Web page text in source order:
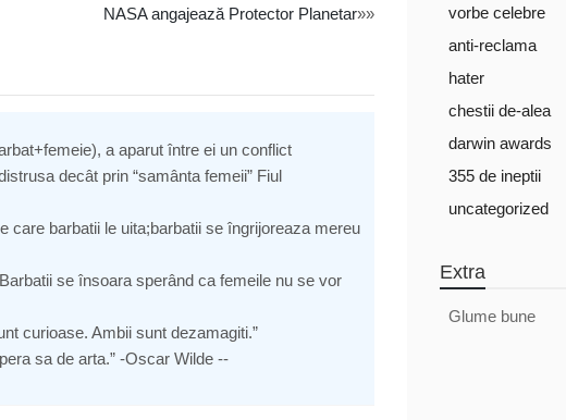
NASA angajează Protector Planetar»»
a aparut între ei un conflict
decât prin “samânta femeii” Fiul
care barbatii le uita;barbatii se îngrijoreaza mereu
se însoara sperând ca femeile nu se vor
curioase. Ambii sunt dezamagiti.”
sa de arta.” -Oscar Wilde --
vorbe celebre
anti-reclama
hater
chestii de-alea
darwin awards
355 de ineptii
uncategorized
Extra
Glume bune